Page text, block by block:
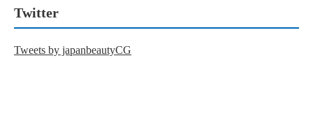
Twitter
Tweets by japanbeautyCG